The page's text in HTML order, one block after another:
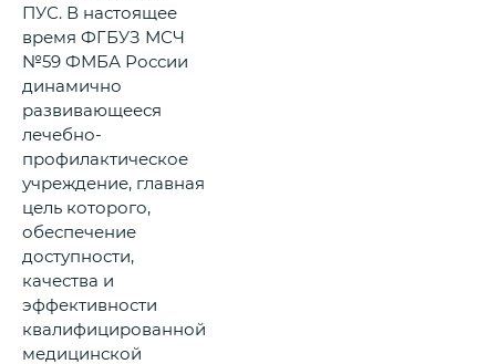
ПУС. В настоящее
время ФГБУЗ МСЧ
№59 ФМБА России
динамично
развивающееся
лечебно-
профилактическое
учреждение, главная
цель которого,
обеспечение
доступности,
качества и
эффективности
квалифицированной
медицинской